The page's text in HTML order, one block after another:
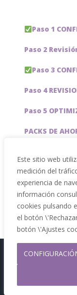
Este sitio web
medición del
experiencia de
información
cookies pulsando
el botón
botón \'Ajustes
Paso 1
Paso 2
Paso 3
Paso 4
Paso 5
PACKS DE
Servicios